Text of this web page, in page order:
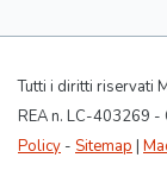
Tutti i diritti riservati
REA n. LC-403269 -
Policy - Sitemap |